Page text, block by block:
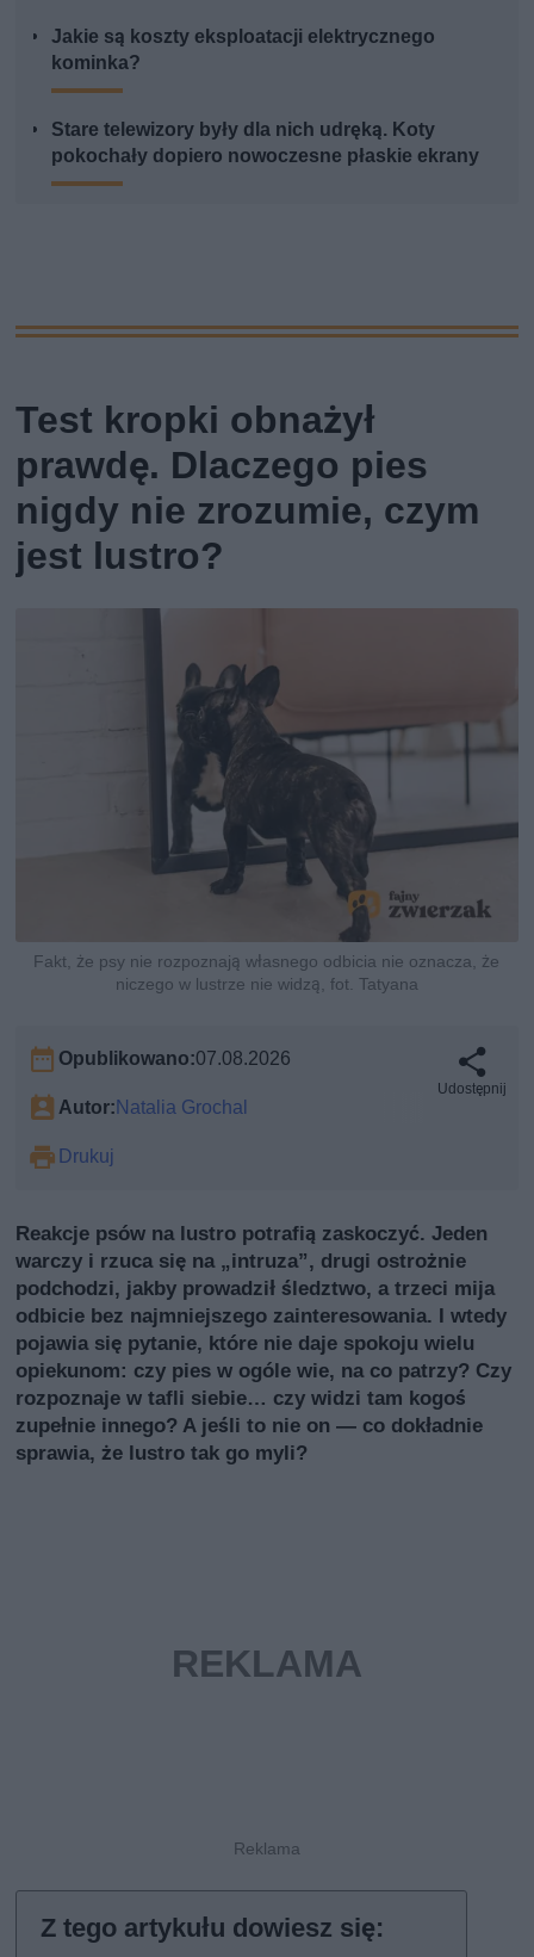
Jakie są koszty eksploatacji elektrycznego
kominka?
Stare telewizory były dla nich udręką. Koty
pokochały dopiero nowoczesne płaskie ekrany
Test kropki obnażył
prawdę. Dlaczego pies
nigdy nie zrozumie, czym
jest lustro?
Fakt, że psy nie rozpoznają własnego odbicia nie oznacza, że
niczego w lustrze nie widzą, fot. Tatyana
Opublikowano:07.08.2026
Autor: Natalia Grochal
Drukuj
Udostępnij
Reakcje psów na lustro potrafią zaskoczyć. Jeden
warczy i rzuca się na „intruzа”, drugi ostrożnie
podchodzi, jakby prowadził śledztwo, a trzeci mija
odbicie bez najmniejszego zainteresowania. I wtedy
pojawia się pytanie, które nie daje spokoju wielu
opiekunom: czy pies w ogóle wie, na co patrzy? Czy
rozpoznaje w tafli siebie… czy widzi tam kogoś
zupełnie innego? A jeśli to nie on — co dokładnie
sprawia, że lustro tak go myli?